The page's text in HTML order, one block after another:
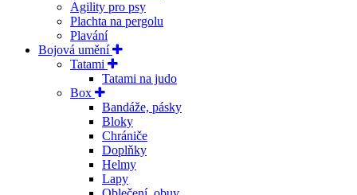
Agility pro psy
Plachta na pergolu
Plavání
Bojová umění
Tatami
Tatami na judo
Box
Bandáže, pásky
Bloky
Chrániče
Doplňky
Helmy
Lapy